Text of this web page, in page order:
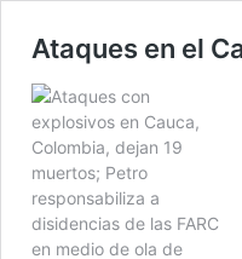
Ataques en el